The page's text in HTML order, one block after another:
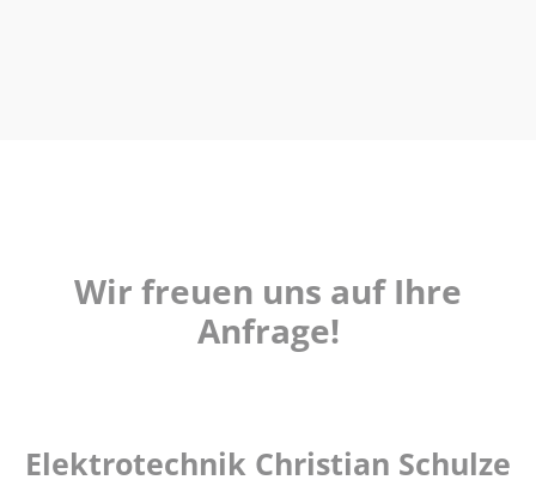
Wir freuen uns auf Ihre
Anfrage!
Elektrotechnik Christian Schulze